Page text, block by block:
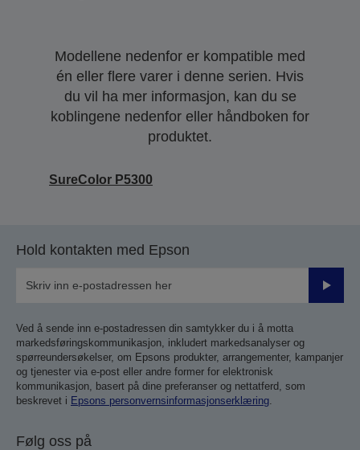
Modellene nedenfor er kompatible med
én eller flere varer i denne serien. Hvis
du vil ha mer informasjon, kan du se
koblingene nedenfor eller håndboken for
produktet.
SureColor P5300
Hold kontakten med Epson
Send
Ved å sende inn e-postadressen din samtykker du i å motta
markedsføringskommunikasjon, inkludert markedsanalyser og
spørreundersøkelser, om Epsons produkter, arrangementer, kampanjer
og tjenester via e-post eller andre former for elektronisk
kommunikasjon, basert på dine preferanser og nettatferd, som
beskrevet i Epsons personvernsinformasjonserklæring.
Følg oss på